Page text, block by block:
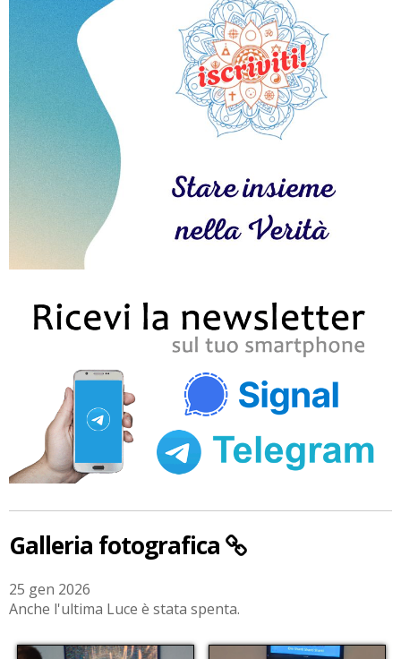
Galleria fotografica
25 gen 2026
Anche l'ultima Luce è stata spenta.